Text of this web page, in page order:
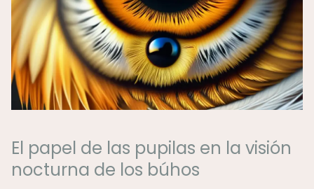
El papel de las pupilas en la visión
nocturna de los búhos